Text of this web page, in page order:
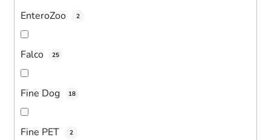
EnteroZoo 2
Falco 25
Fine Dog 18
Fine PET 2